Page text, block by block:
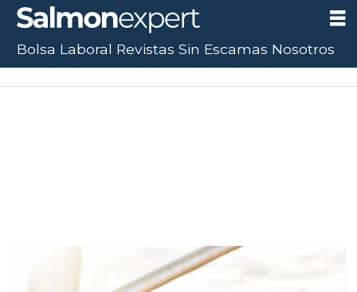
Bolsa Laboral Revistas Sin Escamas Nosotros